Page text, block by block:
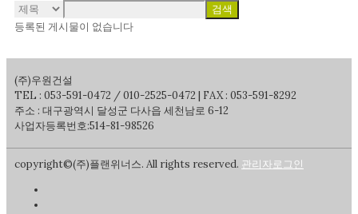
검색
등록된 게시물이 없습니다
(주)우원건설
TEL : 053-591-0472 / 010-2525-0472 | FAX : 053-591-8292
주소 : 대구광역시 달성군 다사읍 세천남로 6-12
사업자등록번호:514-81-98526
copyright©(주)플랜위너스. All rights reserved. 관리자로그인